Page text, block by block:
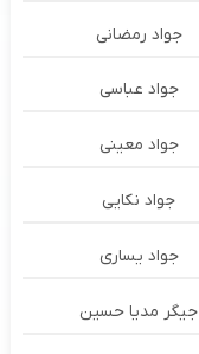
جواد رمضانی
جواد عباسی
جواد معینی
جواد نکایی
جواد یساری
جیگر مدیا حسین